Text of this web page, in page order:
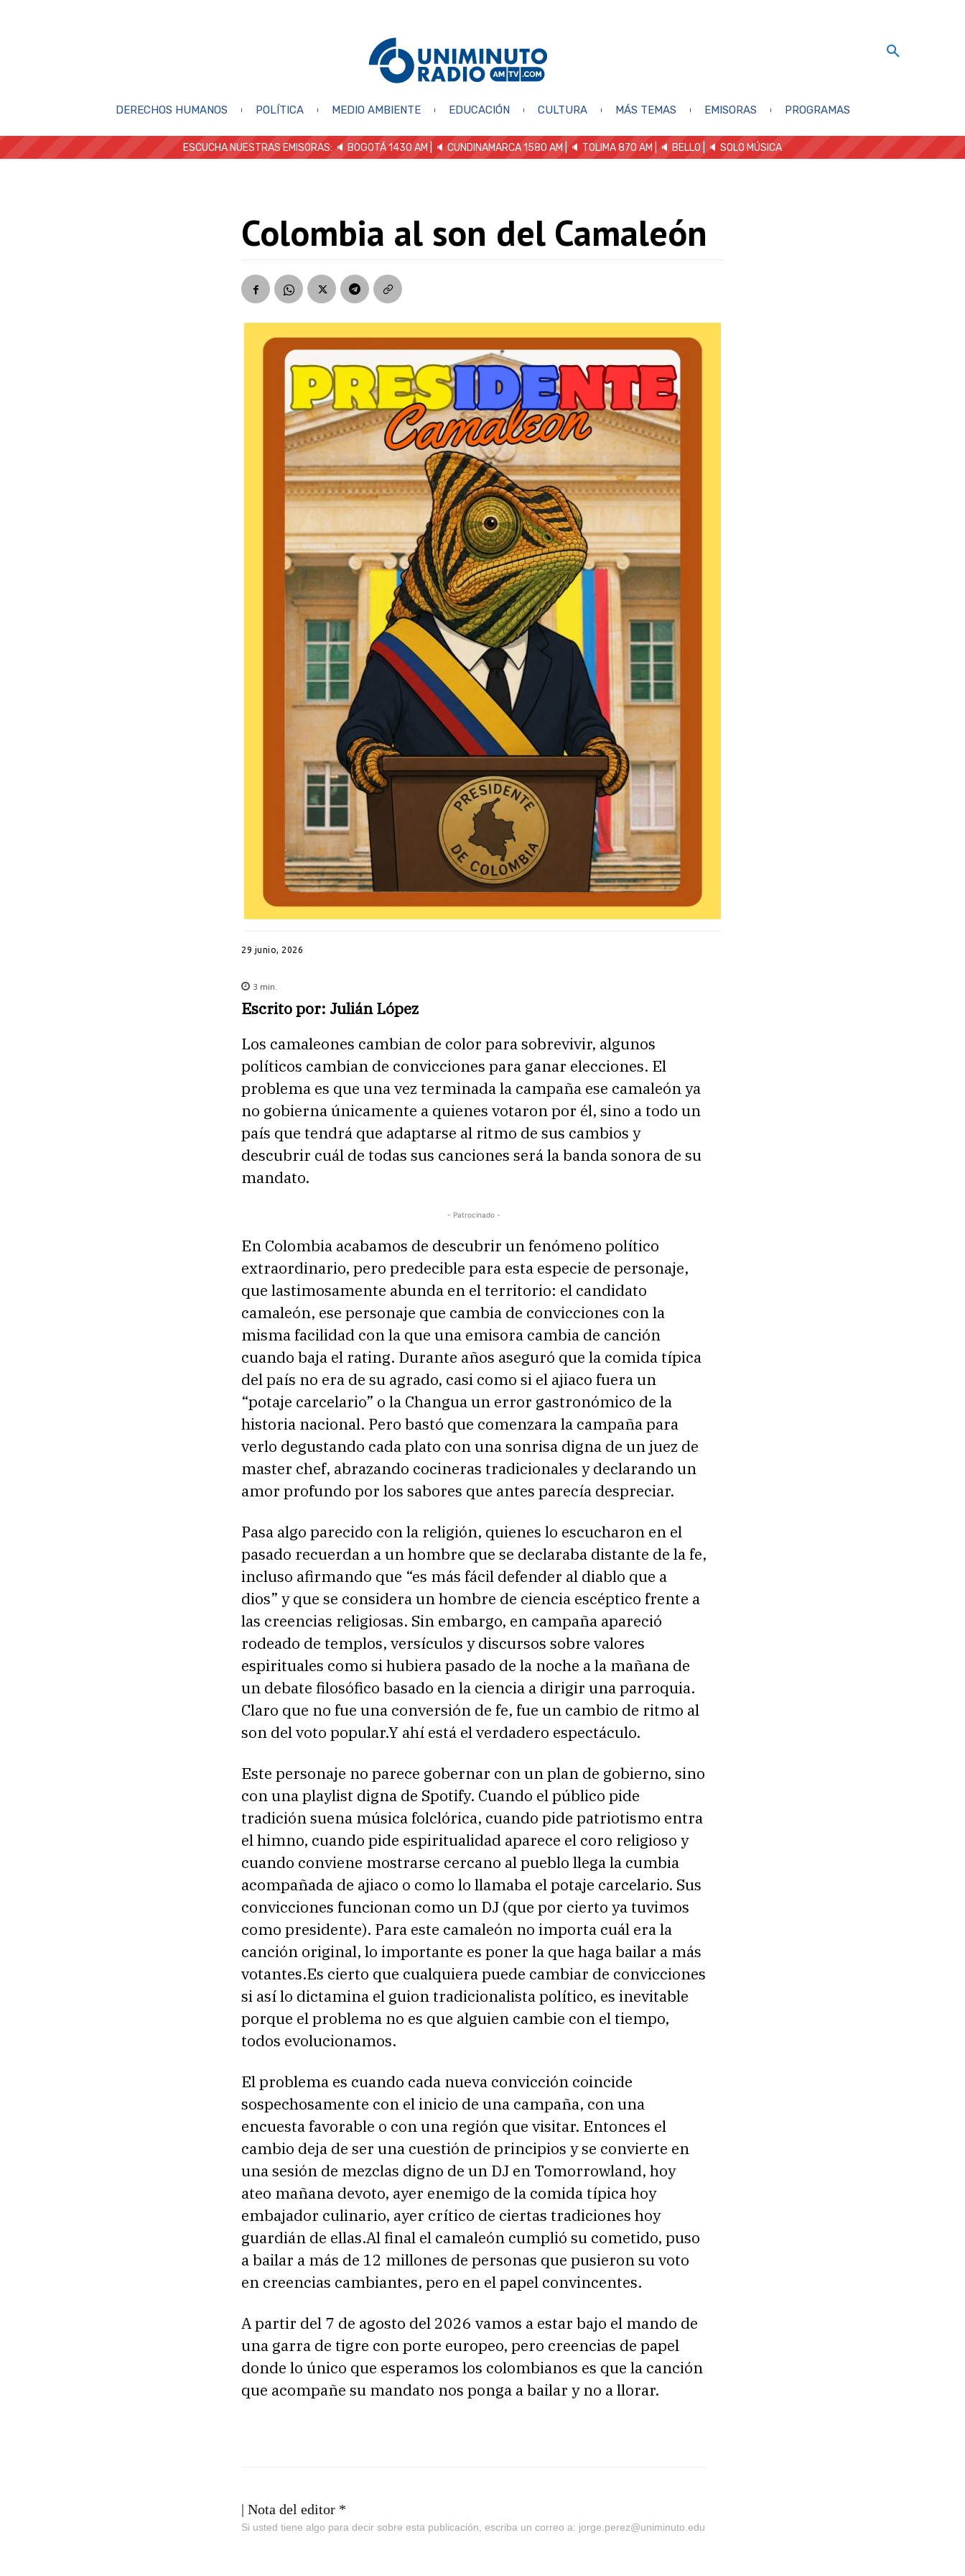
DERECHOS HUMANOS POLÍTICA MEDIO AMBIENTE EDUCACIÓN CULTURA MÁS TEMAS EMISORAS PROGRAMAS
ESCUCHA NUESTRAS EMISORAS: 🔈 BOGOTÁ 1430 AM | 🔈 CUNDINAMARCA 1580 AM | 🔈 TOLIMA 870 AM | 🔈 BELLO 🔈 SOLO MÚSICA
Colombia al son del Camaleón
29 junio, 2026
3 min.
Escrito por: Julián López
Los camaleones cambian de color para sobrevivir, algunos
políticos cambian de convicciones para ganar elecciones. El
problema es que una vez terminada la campaña ese camaleón ya
no gobierna únicamente a quienes votaron por él, sino a todo un
país que tendrá que adaptarse al ritmo de sus cambios y
descubrir cuál de todas sus canciones será la banda sonora de su
mandato.
- Patrocinado -
En Colombia acabamos de descubrir un fenómeno político
extraordinario, pero predecible para esta especie de personaje,
que lastimosamente abunda en el territorio: el candidato
camaleón, ese personaje que cambia de convicciones con la
misma facilidad con la que una emisora cambia de canción
cuando baja el rating. Durante años aseguró que la comida típica
del país no era de su agrado, casi como si el ajiaco fuera un
“potaje carcelario” o la Changua un error gastronómico de la
historia nacional. Pero bastó que comenzara la campaña para
verlo degustando cada plato con una sonrisa digna de un juez de
master chef, abrazando cocineras tradicionales y declarando un
amor profundo por los sabores que antes parecía despreciar.
Pasa algo parecido con la religión, quienes lo escucharon en el
pasado recuerdan a un hombre que se declaraba distante de la fe,
incluso afirmando que “es más fácil defender al diablo que a
dios” y que se considera un hombre de ciencia escéptico frente a
las creencias religiosas. Sin embargo, en campaña apareció
rodeado de templos, versículos y discursos sobre valores
espirituales como si hubiera pasado de la noche a la mañana de
un debate filosófico basado en la ciencia a dirigir una parroquia.
Claro que no fue una conversión de fe, fue un cambio de ritmo al
son del voto popular.Y ahí está el verdadero espectáculo.
Este personaje no parece gobernar con un plan de gobierno, sino
con una playlist digna de Spotify. Cuando el público pide
tradición suena música folclórica, cuando pide patriotismo entra
el himno, cuando pide espiritualidad aparece el coro religioso y
cuando conviene mostrarse cercano al pueblo llega la cumbia
acompañada de ajiaco o como lo llamaba el potaje carcelario. Sus
convicciones funcionan como un DJ (que por cierto ya tuvimos
como presidente). Para este camaleón no importa cuál era la
canción original, lo importante es poner la que haga bailar a más
votantes.Es cierto que cualquiera puede cambiar de convicciones
si así lo dictamina el guion tradicionalista político, es inevitable
porque el problema no es que alguien cambie con el tiempo,
todos evolucionamos.
El problema es cuando cada nueva convicción coincide
sospechosamente con el inicio de una campaña, con una
encuesta favorable o con una región que visitar. Entonces el
cambio deja de ser una cuestión de principios y se convierte en
una sesión de mezclas digno de un DJ en Tomorrowland, hoy
ateo mañana devoto, ayer enemigo de la comida típica hoy
embajador culinario, ayer crítico de ciertas tradiciones hoy
guardián de ellas.Al final el camaleón cumplió su cometido, puso
a bailar a más de 12 millones de personas que pusieron su voto
en creencias cambiantes, pero en el papel convincentes.
A partir del 7 de agosto del 2026 vamos a estar bajo el mando de
una garra de tigre con porte europeo, pero creencias de papel
donde lo único que esperamos los colombianos es que la canción
que acompañe su mandato nos ponga a bailar y no a llorar.
| Nota del editor *
Si usted tiene algo para decir sobre esta publicación, escriba un correo a: jorge.perez@uniminuto.edu